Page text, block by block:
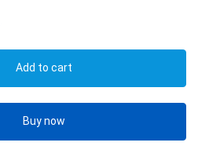
Add to cart
Buy now